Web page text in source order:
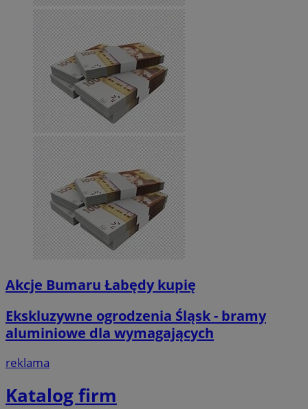
Akcje Bumaru Łabędy kupię
Ekskluzywne ogrodzenia Śląsk - bramy
aluminiowe dla wymagających
reklama
Katalog firm